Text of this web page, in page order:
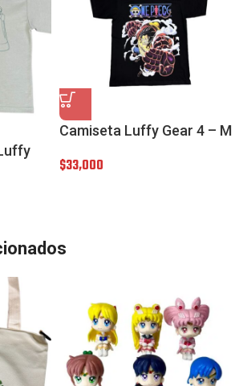
Camiseta Luffy Gear 4 – M
$33,000